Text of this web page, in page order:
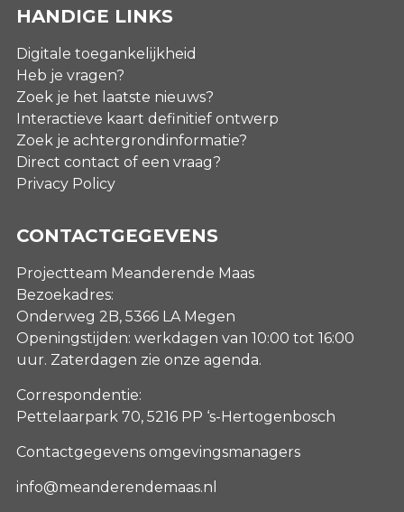
HANDIGE LINKS
Digitale toegankelijkheid
Heb je vragen?
Zoek je het laatste nieuws?
Interactieve kaart definitief ontwerp
Zoek je achtergrondinformatie?
Direct contact of een vraag?
Privacy Policy
CONTACTGEGEVENS
Projectteam Meanderende Maas
Bezoekadres:
Onderweg 2B, 5366 LA Megen
Openingstijden: werkdagen van 10:00 tot 16:00
uur. Zaterdagen zie onze agenda.
Correspondentie:
Pettelaarpark 70, 5216 PP ‘s-Hertogenbosch
Contactgegevens omgevingsmanagers
info@meanderendemaas.nl